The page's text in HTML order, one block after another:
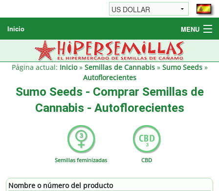
Inicio MENU
Semillas de cannabis
Otros productos
Revendedores
Página actual: Inicio» Semillas de Cannabis» Sumo Seeds»
Autoflorecientes
Sumo Seeds - Comprar Semillas de
Cannabis - Autoflorecientes
Semillas feminizadas CBD
Nombre o número del producto